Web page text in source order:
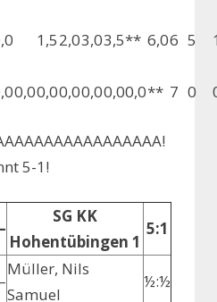
1,52,03,03,5** 6,06 5
0,00,00,00,00,00,0** 7 0
5-1!
–
SG KK
Hohentübingen 1
5:1
–
Müller, Nils
Samuel
½:½